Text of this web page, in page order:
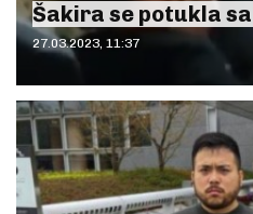
Šakira se potukla
27.03.2023, 11:37